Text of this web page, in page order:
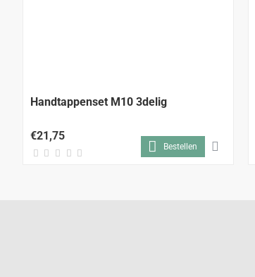
Handtappenset M10 3delig
€21,75
Bestellen